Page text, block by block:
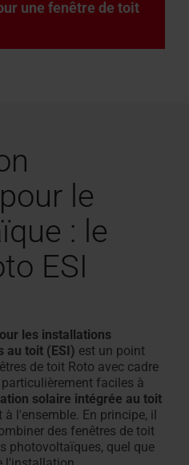
une fenêtre de toit
le
: le
ESI
les installations
au toit (ESI) est un point
de toit Roto avec cadre
faciles à
solaire intégrée au toit
l'ensemble. En principe, il
des fenêtres de toit
photovoltaïques, quel que